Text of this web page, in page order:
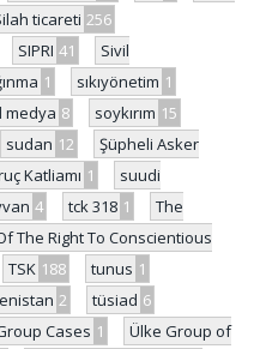
ticareti 256
SIPRI 41
Sivil
1 sıkıyönetim 1
medya 8 soykırım 15
sudan 12
Şüpheli Asker
Katliamı 1
suudi
4 tck 318 1
The
The Right To Conscientious
TSK 188 tunus 1
2 tüsiad 6
Cases 1
Ülke Group of